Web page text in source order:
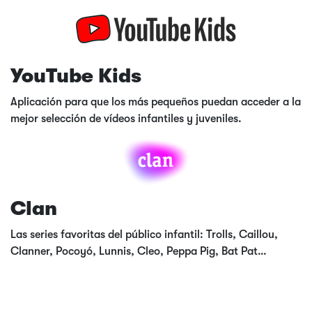
YouTube Kids
Aplicación para que los más pequeños puedan acceder a la
mejor selección de vídeos infantiles y juveniles.
Clan
Las series favoritas del público infantil: Trolls, Caillou,
Clanner, Pocoyó, Lunnis, Cleo, Peppa Pig, Bat Pat…